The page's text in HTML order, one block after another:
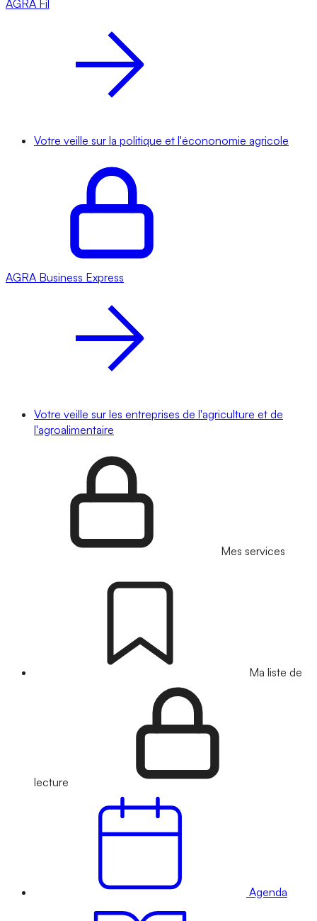
AGRA Fil
Votre veille sur la politique et l'écononomie agricole
AGRA Business Express
Votre veille sur les entreprises de l'agriculture et de
l'agroalimentaire
Mes services
Ma liste de
lecture
Agenda